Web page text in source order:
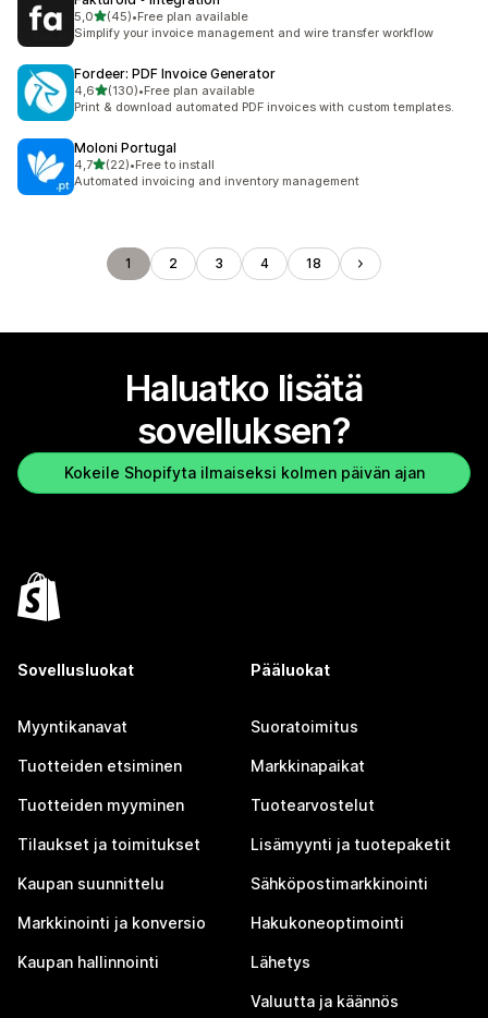
5,0/ 5 tähteä
(45)
45 arvostelua yhteensä
•Free plan available
Simplify your invoice management and wire transfer workflow
Fordeer: PDF Invoice Generator
4,6/ 5 tähteä
(130)
130 arvostelua yhteensä
•Free plan available
Print & download automated PDF invoices with custom templates.
Moloni Portugal
4,7/ 5 tähteä
(22)
22 arvostelua yhteensä
•Free to install
Automated invoicing and inventory management
1 2 3 4 18
Haluatko lisätä
sovelluksen?
Kokeile Shopifyta ilmaiseksi kolmen päivän ajan
Sovellusluokat
Myyntikanavat
Tuotteiden etsiminen
Tuotteiden myyminen
Tilaukset ja toimitukset
Kaupan suunnittelu
Markkinointi ja konversio
Kaupan hallinnointi
Pääluokat
Suoratoimitus
Markkinapaikat
Tuotearvostelut
Lisämyynti ja tuotepaketit
Sähköpostimarkkinointi
Hakukoneoptimointi
Lähetys
Valuutta ja käännös